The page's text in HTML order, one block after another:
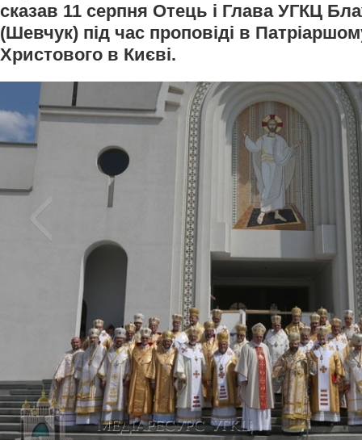
сказав 11 серпня Отець і Глава УГКЦ
(Шевчук) під час проповіді в
Христового в Києві.